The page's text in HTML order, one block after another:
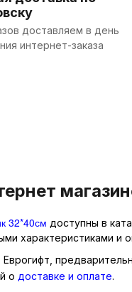
доставляем в день
интернет-заказа
32*40см доступны в
характеристиками и
о доставке и оплате.